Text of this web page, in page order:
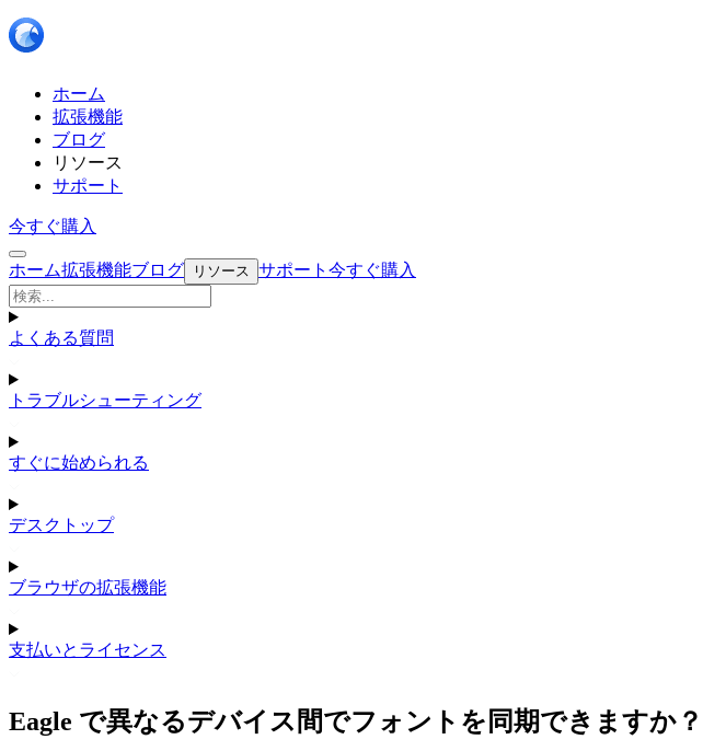
ホーム
拡張機能
ブログ
リソース
サポート
今すぐ購入
ホーム拡張機能ブログ リソース サポート 今すぐ購入
よくある質問
トラブルシューティング
すぐに始められる
デスクトップ
ブラウザの拡張機能
支払いとライセンス
Eagle で異なるデバイス間でフォントを同期できますか？